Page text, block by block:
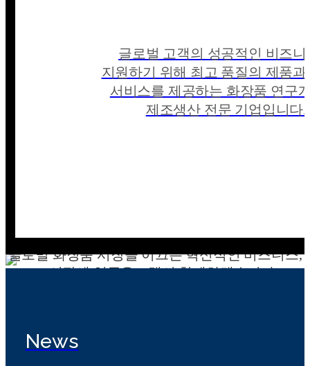
글로벌 고객의 성공적인 비즈니
지원하기 위해 최고 품질의 제품
서비스를 제공하는 화장품 연구
제조생산 전문 기업입니다.
글로벌 화장품 시장을 이끄는 혁신적인 비즈니스,
그 시작에 잉글우드랩이 함께하겠습니다.
News